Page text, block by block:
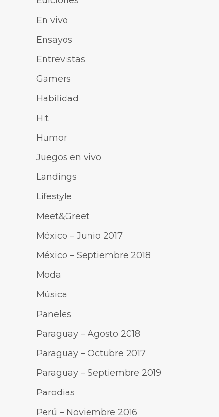
En vivo
Ensayos
Entrevistas
Gamers
Habilidad
Hit
Humor
Juegos en vivo
Landings
Lifestyle
Meet&Greet
México – Junio 2017
México – Septiembre 2018
Moda
Música
Paneles
Paraguay – Agosto 2018
Paraguay – Octubre 2017
Paraguay – Septiembre 2019
Parodias
Perú – Noviembre 2016